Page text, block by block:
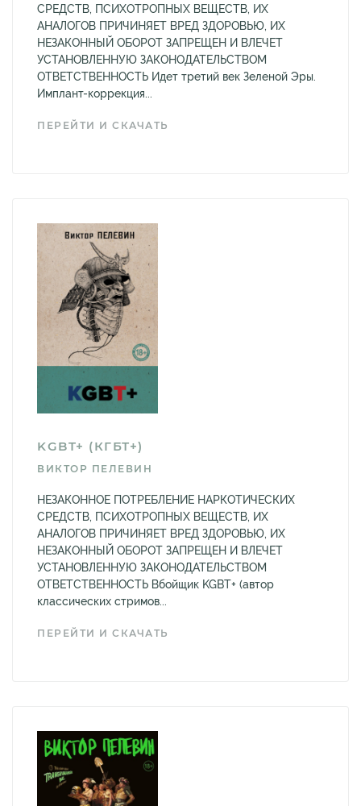
СРЕДСТВ, ПСИХОТРОПНЫХ ВЕЩЕСТВ, ИХ
АНАЛОГОВ ПРИЧИНЯЕТ ВРЕД ЗДОРОВЬЮ, ИХ
НЕЗАКОННЫЙ ОБОРОТ ЗАПРЕЩЕН И ВЛЕЧЕТ
УСТАНОВЛЕННУЮ ЗАКОНОДАТЕЛЬСТВОМ
ОТВЕТСТВЕННОСТЬ Идет третий век Зеленой Эры.
Имплант-коррекция...
ПЕРЕЙТИ И СКАЧАТЬ
KGBT+ (КГБТ+)
ВИКТОР ПЕЛЕВИН
НЕЗАКОННОЕ ПОТРЕБЛЕНИЕ НАРКОТИЧЕСКИХ
СРЕДСТВ, ПСИХОТРОПНЫХ ВЕЩЕСТВ, ИХ
АНАЛОГОВ ПРИЧИНЯЕТ ВРЕД ЗДОРОВЬЮ, ИХ
НЕЗАКОННЫЙ ОБОРОТ ЗАПРЕЩЕН И ВЛЕЧЕТ
УСТАНОВЛЕННУЮ ЗАКОНОДАТЕЛЬСТВОМ
ОТВЕТСТВЕННОСТЬ Вбойщик KGBT+ (автор
классических стримов...
ПЕРЕЙТИ И СКАЧАТЬ